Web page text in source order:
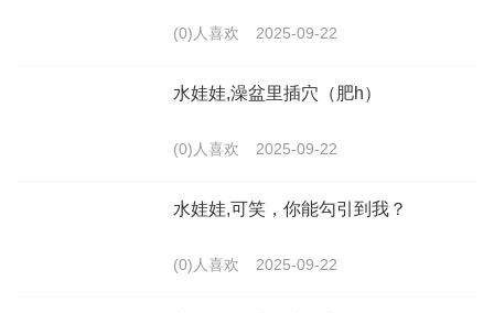
(0)人喜欢 2025-09-22
水娃娃,澡盆里插穴（肥h）
(0)人喜欢 2025-09-22
水娃娃,可笑，你能勾引到我？
(0)人喜欢 2025-09-22